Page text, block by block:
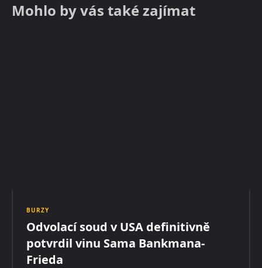
Mohlo by vás také zajímat
BURZY
Odvolací soud v USA definitivně
potvrdil vinu Sama Bankmana-
Frieda